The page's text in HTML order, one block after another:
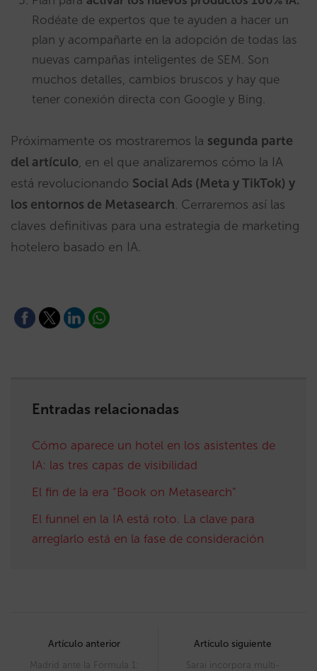
Rodéate de expertos que te ayuden a hacer un
plan y acompañarte en la adopción de todas las
nuevas campañas inteligentes de SEM. Son
muchos detalles, cambios bruscos y hay que
tener conexión directa con Google y Bing.
Próximamente os mostraremos la segunda parte
del artículo, en el que analizaremos cómo la IA
está revolucionando Social Ads (Meta y TikTok) y
los entornos de Metasearch. Cerraremos así las
claves definitivas para una estrategia de marketing
hotelero basado en IA.
Entradas relacionadas
Cómo aparece un hotel en los asistentes de
IA: las tres capas de visibilidad
El fin de la era “Book on Metasearch”
El funnel en la IA está roto. La clave para
arreglarlo está en la fase de consideración
navigation
Artículo anterior
Madrid ante la Fórmula 1:
Artículo siguiente
Sarai incorpora multi-